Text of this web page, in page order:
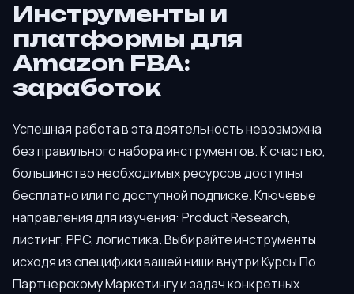
Инструменты и
платформы для
Amazon FBA:
заработок
Успешная работа в эта деятельность невозможна
без правильного набора инструментов. К счастью,
большинство необходимых ресурсов доступны
бесплатно или по доступной подписке. Ключевые
направления для изучения: Product Research,
листинг, PPC, логистика. Выбирайте инструменты
исходя из специфики вашей ниши внутри Курсы По
Партнерскому Маркетингу и задач конкретных